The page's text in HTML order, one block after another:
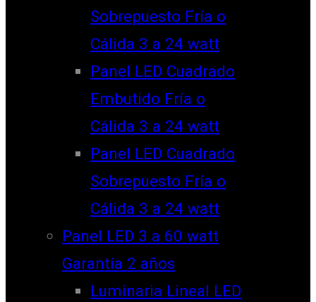
Sobrepuesto Fría o
Cálida 3 a 24 watt
Panel LED Cuadrado
Embutido Fría o
Cálida 3 a 24 watt
Panel LED Cuadrado
Sobrepuesto Fría o
Cálida 3 a 24 watt
Panel LED 3 a 60 watt
Garantía 2 años
Luminaria Lineal LED